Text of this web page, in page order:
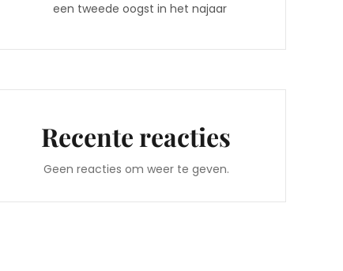
een tweede oogst in het najaar
Recente reacties
Geen reacties om weer te geven.